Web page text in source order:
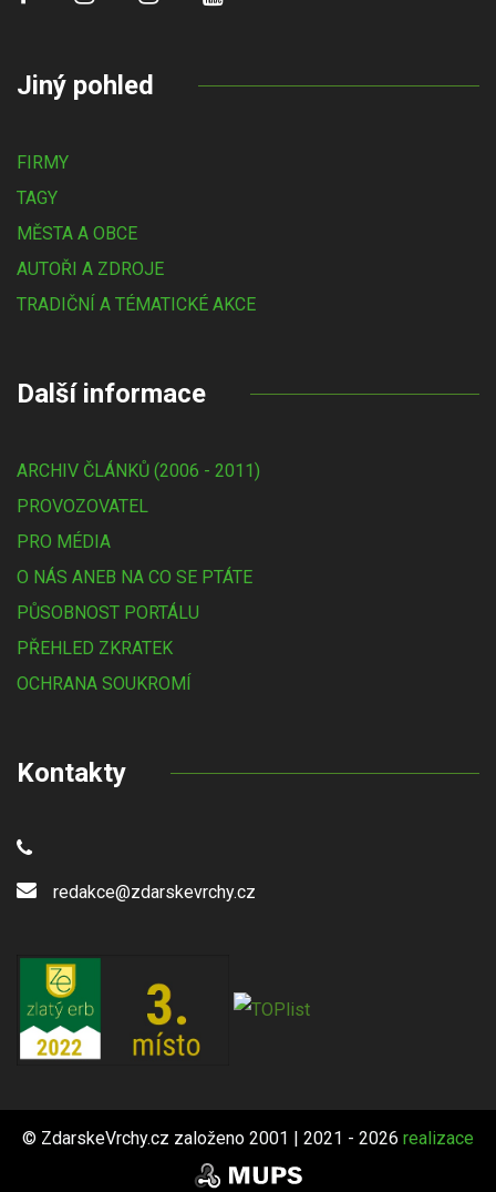
Jiný pohled
FIRMY
TAGY
MĚSTA A OBCE
AUTOŘI A ZDROJE
TRADIČNÍ A TÉMATICKÉ AKCE
Další informace
ARCHIV ČLÁNKŮ (2006 - 2011)
PROVOZOVATEL
PRO MÉDIA
O NÁS ANEB NA CO SE PTÁTE
PŮSOBNOST PORTÁLU
PŘEHLED ZKRATEK
OCHRANA SOUKROMÍ
Kontakty
redakce@zdarskevrchy.cz
© ZdarskeVrchy.cz založeno 2001 | 2021 - 2026 realizace